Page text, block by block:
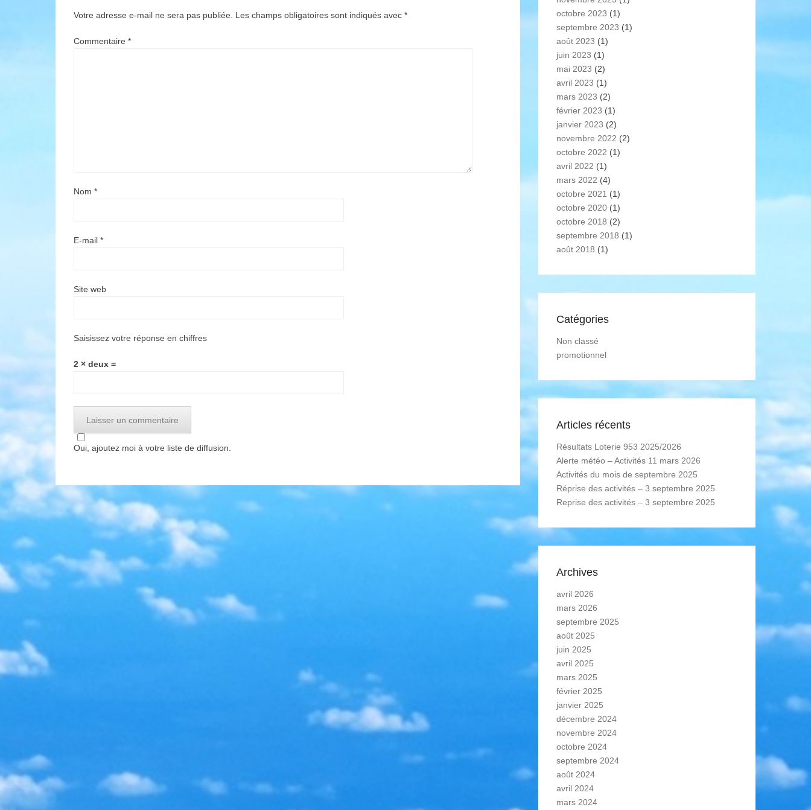
Votre adresse e-mail ne sera pas publiée. Les champs obligatoires sont indiqués avec *
Commentaire *
Nom *
E-mail *
Site web
Saisissez votre réponse en chiffres
2 × deux =
Oui, ajoutez moi à votre liste de diffusion.
octobre 2023 (1)
septembre 2023 (1)
août 2023 (1)
juin 2023 (1)
mai 2023 (2)
avril 2023 (1)
mars 2023 (2)
février 2023 (1)
janvier 2023 (2)
novembre 2022 (2)
octobre 2022 (1)
avril 2022 (1)
mars 2022 (4)
octobre 2021 (1)
octobre 2020 (1)
octobre 2018 (2)
septembre 2018 (1)
août 2018 (1)
Catégories
Non classé
promotionnel
Articles récents
Résultats Loterie 953 2025/2026
Alerte météo – Activités 11 mars 2026
Activités du mois de septembre 2025
Réprise des activités – 3 septembre 2025
Reprise des activités – 3 septembre 2025
Archives
avril 2026
mars 2026
septembre 2025
août 2025
juin 2025
avril 2025
mars 2025
février 2025
janvier 2025
décembre 2024
novembre 2024
octobre 2024
septembre 2024
août 2024
avril 2024
mars 2024